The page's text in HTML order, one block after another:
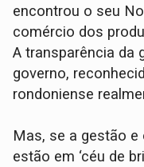
encontrou o seu
comércio dos
A transparência da
governo,
rondoniense
Mas, se a gestão
estão em ‘céu de